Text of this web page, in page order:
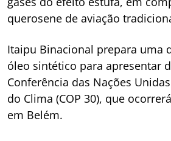
querosene de aviação
Itaipu Binacional prepara uma
óleo sintético para apresentar
Conferência das Nações
do Clima (COP 30), que
em Belém.